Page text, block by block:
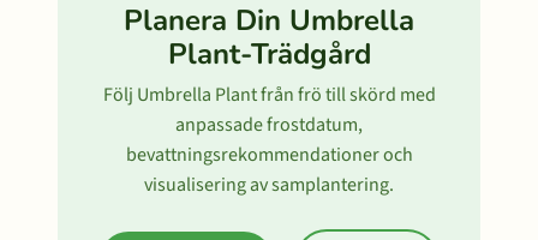
Planera Din Umbrella
Plant-Trädgård
Följ Umbrella Plant från frö till skörd med
anpassade frostdatum,
bevattningsrekommendationer och
visualisering av samplantering.